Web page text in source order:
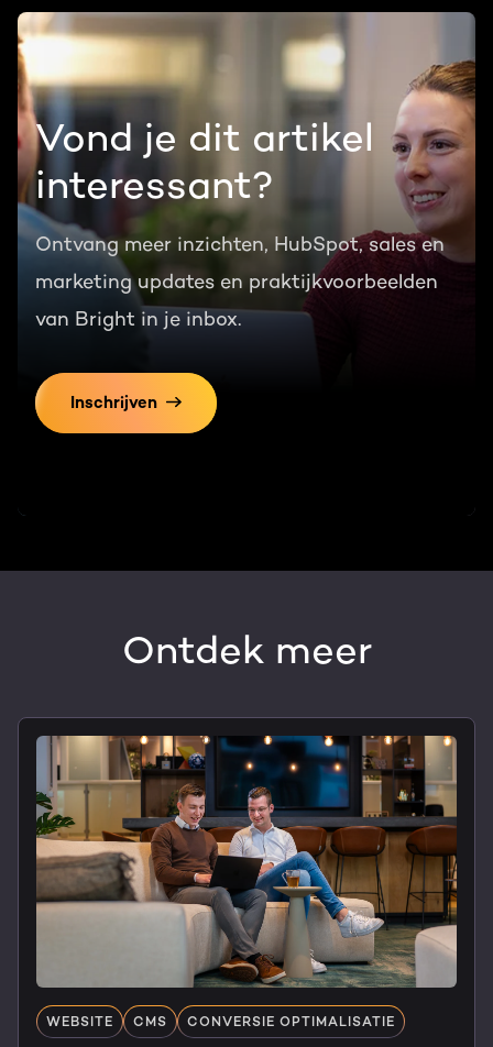
Vond je dit artikel
interessant?
Ontvang meer inzichten, HubSpot, sales en
marketing updates en praktijkvoorbeelden
van Bright in je inbox.
Inschrijven
Ontdek meer
WEBSITE CMS CONVERSIE OPTIMALISATIE